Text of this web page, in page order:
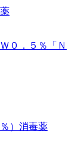
０．５％「Ｎ
） 消毒薬